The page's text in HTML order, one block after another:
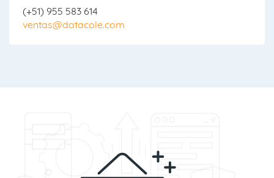
(+51) 955 583 614
ventas@datacole.com